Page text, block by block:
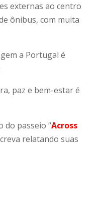
externas ao centro
ônibus, com muita
a Portugal é
paz e bem-estar é
do passeio “Across
relatando suas